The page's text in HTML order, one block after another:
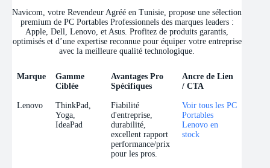
Navicom, votre Revendeur Agréé en Tunisie, propose une sélection
premium de PC Portables Professionnels des marques leaders :
Apple, Dell, Lenovo, et Asus. Profitez de produits garantis,
optimisés et d’une expertise reconnue pour équiper votre entreprise
avec la meilleure qualité technologique.
Marque
Gamme
Ciblée
Avantages Pro
Spécifiques
Ancre de Lien
/ CTA
Marque
Gamme
Ciblée
Avantages Pro
Spécifiques
Ancre de Lien
/ CTA
Lenovo
ThinkPad,
Yoga,
IdeaPad
Fiabilité
d'entreprise,
durabilité,
excellent rapport
performance/prix
pour les pros.
Voir tous les PC
Portables
Lenovo en
stock